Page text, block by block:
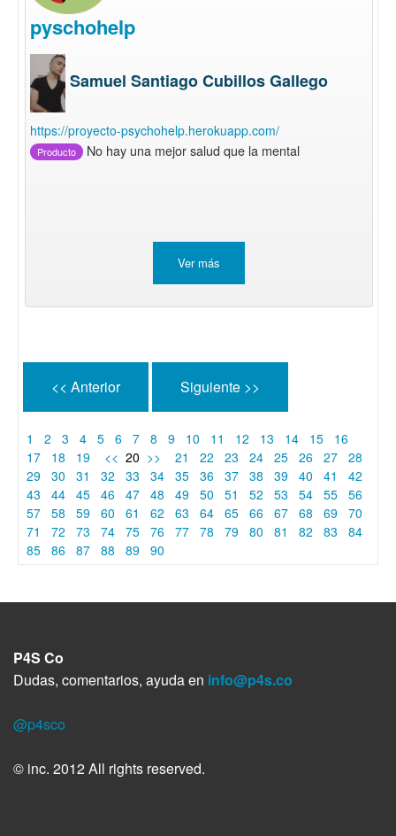
pyschohelp
Samuel Santiago Cubillos Gallego
https://proyecto-psychohelp.herokuapp.com/
Producto No hay una mejor salud que la mental
Ver más
<< Anterior Siguiente >>
1 2 3 4 5 6 7 8 9 10 11 12 13 14 15
16
17
18 19 << 20 >> 21 22 23 24 25 26 27 28
29 30 31 32 33 34 35 36 37 38 39 40 41
42
43
44 45 46 47 48 49 50 51 52 53 54 55 56
57 58 59 60 61 62 63 64 65 66 67 68 69 70
71
72 73 74 75 76 77 78 79 80 81 82 83
84
85 86 87 88 89 90
P4S Co
Dudas, comentarios, ayuda en info@p4s.co
@p4sco
© inc. 2012 All rights reserved.